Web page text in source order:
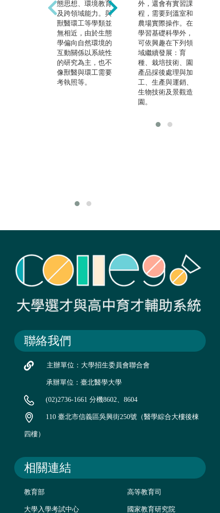
態思想、環境教育
及跨領域能力。與
獸醫環工等學類並
無相近，由於生態
學偏向自然環境的
互動關係以系統性
的研究為主，也不
像獸醫與環工需要
考執照等。
的人才，因此在政
府部門相關組織，
如：環保署、國家
公園、農委會、林
務局、農業改良
場、動物園及植物
園皆是選擇對象；
另外於私人企業
（如環境工程顧問
公司、環境管理顧
問公司）、非營利
織、生態顧問公
外，還會有實習課
程，需要到溫室和
農場實際操作。在
學習基礎科學外，
可依興趣在下列領
域繼續發展：育
種、栽培技術、園
產品採後處理與加
工、生產與運銷、
生物技術及景觀造
園。
聯絡我們
主辦單位：大學招生委員會聯合會
承辦單位：臺北醫學大學
(02)2736-1661 分機8602、8604
110 臺北市信義區吳興街250號（醫學綜合大樓後棟
四樓）
相關連結
教育部 高等教育司
大學入學考試中心 國家教育研究院